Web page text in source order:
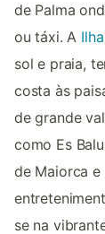
de Palma
ou táxi. A
sol e praia,
costa às
de grande
como Es
de Maiorca
se na